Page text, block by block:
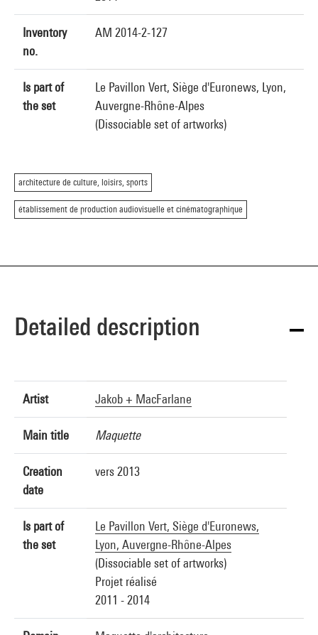
Inventory
no.
AM 2014-2-127
Is part of
the set
Le Pavillon Vert, Siège d'Euronews, Lyon,
Auvergne-Rhône-Alpes
(Dissociable set of artworks)
architecture de culture, loisirs, sports
établissement de production audiovisuelle et cinématographique
Detailed description
Artist Jakob + MacFarlane
Main title Maquette
Creation
date
vers 2013
Is part of
the set
Le Pavillon Vert, Siège d'Euronews,
Lyon, Auvergne-Rhône-Alpes
(Dissociable set of artworks)
Projet réalisé
2011 - 2014